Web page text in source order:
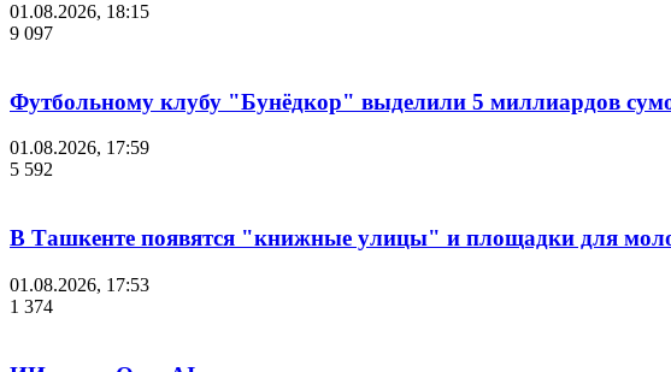
01.08.2026, 18:15
9 097
Футбольному клубу "Бунёдкор" выделили 5 миллиардов
01.08.2026, 17:59
5 592
В Ташкенте появятся "книжные улицы" и площадки для
01.08.2026, 17:53
1 374